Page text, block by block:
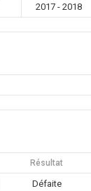
2017 - 2018
Résultat
Défaite